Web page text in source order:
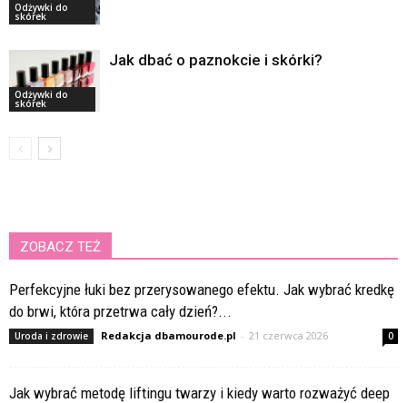
Odżywki do
skórek
Odżywki do
skórek
Jak dbać o paznokcie i skórki?
ZOBACZ TEŻ
Perfekcyjne łuki bez przerysowanego efektu. Jak wybrać kredkę
do brwi, która przetrwa cały dzień?...
Uroda i zdrowie Redakcja dbamourode.pl - 21 czerwca 2026 0
Jak wybrać metodę liftingu twarzy i kiedy warto rozważyć deep